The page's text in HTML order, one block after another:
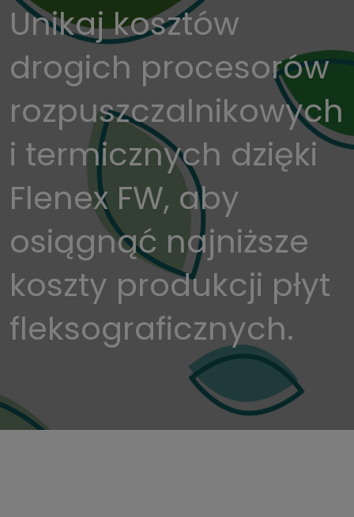
Unikaj kosztów
drogich procesorów
rozpuszczalnikowych
i termicznych dzięki
Flenex FW, aby
osiągnąć najniższe
koszty produkcji płyt
fleksograficznych.